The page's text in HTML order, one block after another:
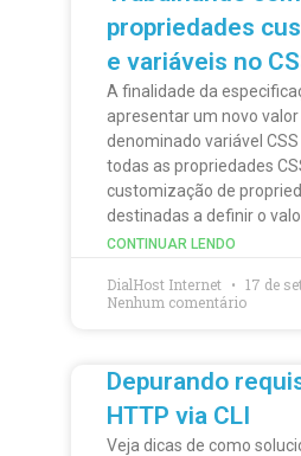
propriedades
e variáveis no
A finalidade da
apresentar um novo
denominado variável
todas as propriedades
customização de
destinadas a definir o
CONTINUAR LENDO
DialHost Internet
17 de
Nenhum comentário
Depurando
HTTP via CLI
Veja dicas de como